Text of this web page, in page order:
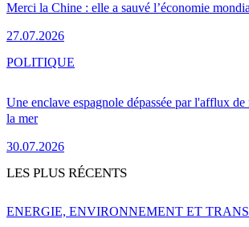
Merci la Chine : elle a sauvé l’économie
27.07.2026
Une enclave espagnole dépassée par l'afflux
la mer
30.07.2026
POLITIQUE
LES PLUS RÉCENTS
ENERGIE, ENVIRONNEMENT ET